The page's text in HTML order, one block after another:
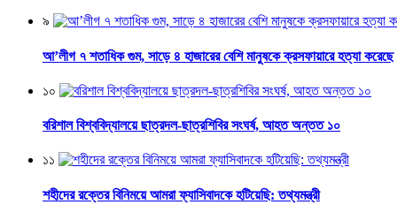
৯
আ’লীগ ৭ শতাধিক গুম, সাড়ে ৪ হাজারের বেশি মানুষকে ক্রসফায়ারে হত্যা করেছে
১০
বরিশাল বিশ্ববিদ্যালয়ে ছাত্রদল-ছাত্রশিবির সংঘর্ষ, আহত অন্তত ১০
১১
শহীদের রক্তের বিনিময়ে আমরা ফ্যাসিবাদকে হটিয়েছি: তথ্যমন্ত্রী